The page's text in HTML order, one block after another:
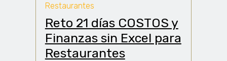
Restaurantes
Reto 21 días COSTOS y
Finanzas sin Excel para
Restaurantes